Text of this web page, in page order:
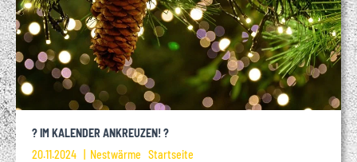
? IM KALENDER ANKREUZEN! ?
20.11.2024
Nestwärme Startseite